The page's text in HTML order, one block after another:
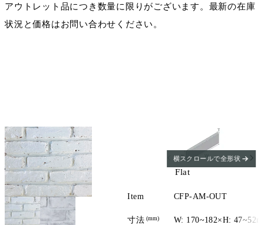
アウトレット品につき数量に限りがございます。最新の在庫
状況と価格はお問い合わせください。
Item
寸法 (mm)
Flat
CFP-AM-OUT
W: 170~182×H:
横スクロールで全形状